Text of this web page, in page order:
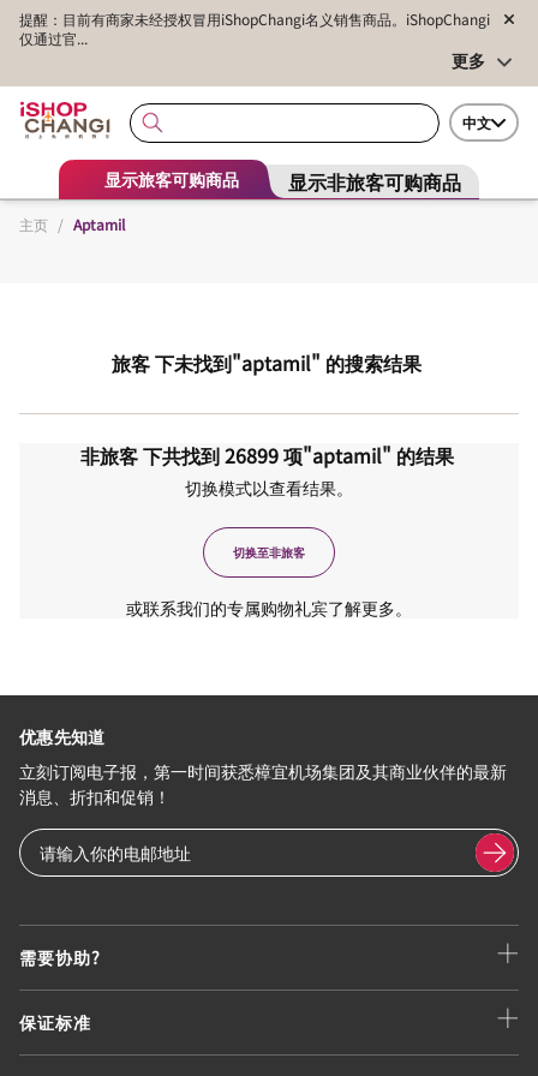
提醒：目前有商家未经授权冒用iShopChangi名义销售商品。iShopChangi
仅通过官...
更多
中文
显示旅客可购商品 显示非旅客可购商品
主页 / Aptamil
旅客下未找到"aptamil" 的搜索结果
非旅客下共找到26899项"aptamil" 的结果
切换模式以查看结果。
切换至非旅客
或联系我们的专属购物礼宾了解更多。
需要协助?
保证标准
优惠先知道
立刻订阅电子报，第一时间获悉樟宜机场集团及其商业伙伴的最新
消息、折扣和促销！